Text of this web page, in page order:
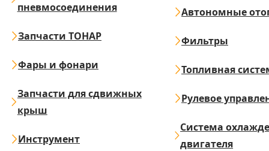
пневмосоединения
Запчасти ТОНАР
Фары и фонари
Запчасти для сдвижных
крыш
Инструмент
Автономные
Фильтры
Топливная
Рулевое
Система
двигателя